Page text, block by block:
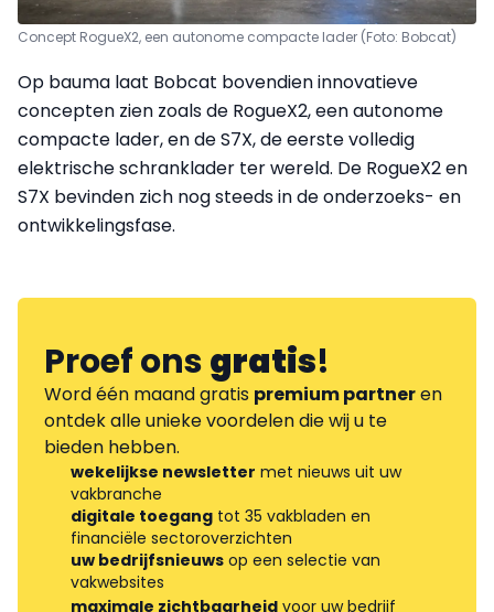
Concept RogueX2, een autonome compacte lader (Foto: Bobcat)
Op bauma laat Bobcat bovendien innovatieve
concepten zien zoals de RogueX2, een autonome
compacte lader, en de S7X, de eerste volledig
elektrische schranklader ter wereld. De RogueX2 en
S7X bevinden zich nog steeds in de onderzoeks- en
ontwikkelingsfase.
Proef onsgratis!
Word één maand gratis premium partneren
ontdek alle unieke voordelen die wij u te
bieden hebben.
wekelijkse newsletter met nieuws uit uw
vakbranche
digitale toegang tot 35 vakbladen en
financiële sectoroverzichten
uw bedrijfsnieuws op een selectie van
vakwebsites
maximale zichtbaarheid voor uw bedrijf